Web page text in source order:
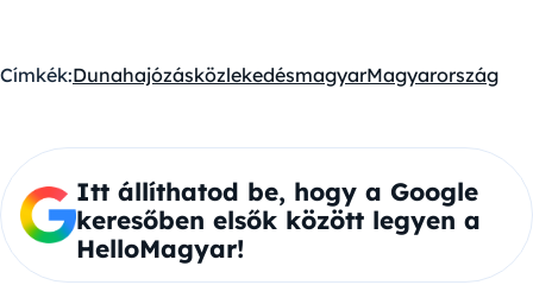
Címkék:DunahajózásközlekedésmagyarMagyarország
Itt állíthatod be, hogy a Google
keresőben elsők között legyen a
HelloMagyar!